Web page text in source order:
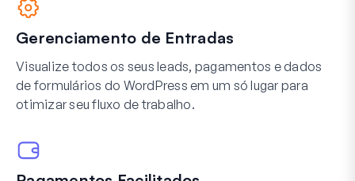
Gerenciamento de Entradas
Visualize todos os seus leads, pagamentos e dados
de formulários do WordPress em um só lugar para
otimizar seu fluxo de trabalho.